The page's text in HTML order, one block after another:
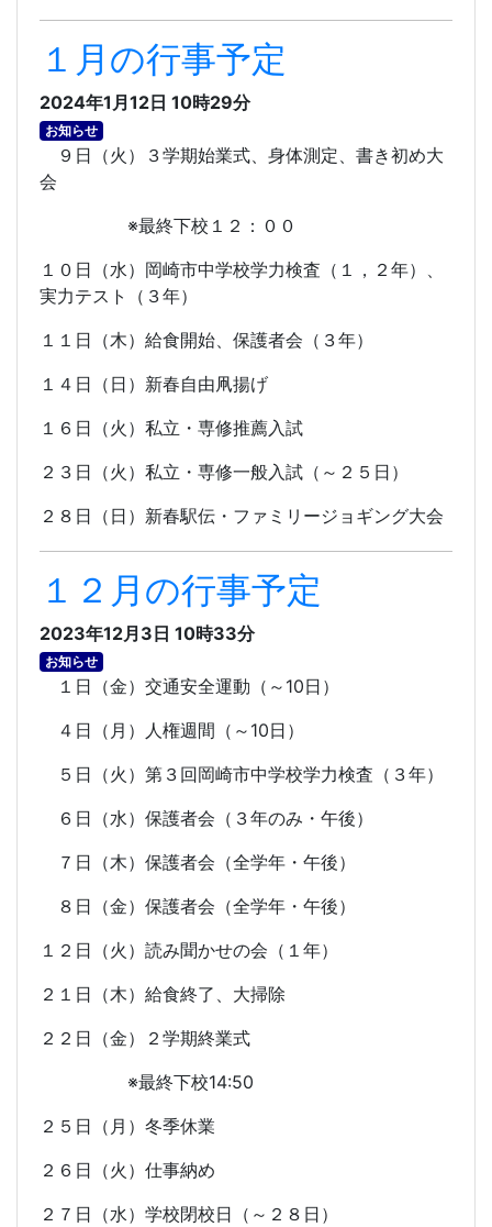
１月の行事予定
2024年1月12日 10時29分
お知らせ
９日（火）３学期始業式、身体測定、書き初め大
会
※最終下校１２：００
１０日（水）岡崎市中学校学力検査（１，２年）、
実力テスト（３年）
１１日（木）給食開始、保護者会（３年）
１４日（日）新春自由凧揚げ
１６日（火）私立・専修推薦入試
２３日（火）私立・専修一般入試（～２５日）
２８日（日）新春駅伝・ファミリージョギング大会
１２月の行事予定
2023年12月3日 10時33分
お知らせ
１日（金）交通安全運動（～ 10日）
４日（月）人権週間（～ 10日）
５日（火）第３回岡崎市中学校学力検査（３年）
６日（水）保護者会（３年のみ・午後）
７日（木）保護者会（全学年・午後）
８日（金）保護者会（全学年・午後）
１２日（火）読み聞かせの会（１年）
２１日（木）給食終了、大掃除
２２日（金）２学期終業式
※最終下校14:50
２５日（月）冬季休業
２６日（火）仕事納め
２７日（水）学校閉校日（～２８日）